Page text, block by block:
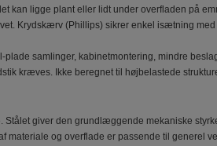
kan ligge plant eller lidt under overfladen på
Krydskærv (Phillips) sikrer enkel isætning
plade samlinger, kabinetmontering, mindre
kræves. Ikke beregnet til højbelastede
Stålet giver den grundlæggende mekaniske
materiale og overflade er passende til generel